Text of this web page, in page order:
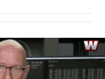
Videos werden